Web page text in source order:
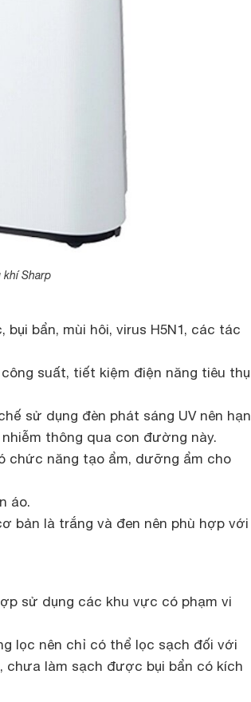
khí Sharp
bẩn, mùi hôi, virus H5N1, các tác
suất, tiết kiệm điện năng tiêu thụ
sử dụng đèn phát sáng UV nên hạn
thông qua con đường này.
chức năng tạo ẩm, dưỡng ẩm cho
áo.
bản là trắng và đen nên phù hợp với
sử dụng các khu vực có phạm vi
lọc nên chỉ có thể lọc sạch đối với
làm sạch được bụi bẩn có kích